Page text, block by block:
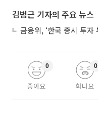
김범근 기자의 주요 뉴스
좋아요
0
화나요
0